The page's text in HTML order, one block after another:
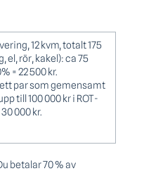
12 kvm, totalt 175
el, rör, kakel): ca 75
= 22 500 kr.
ett par som gemensamt
till 100 000 kr i ROT-
000 kr.
betalar 70 % av